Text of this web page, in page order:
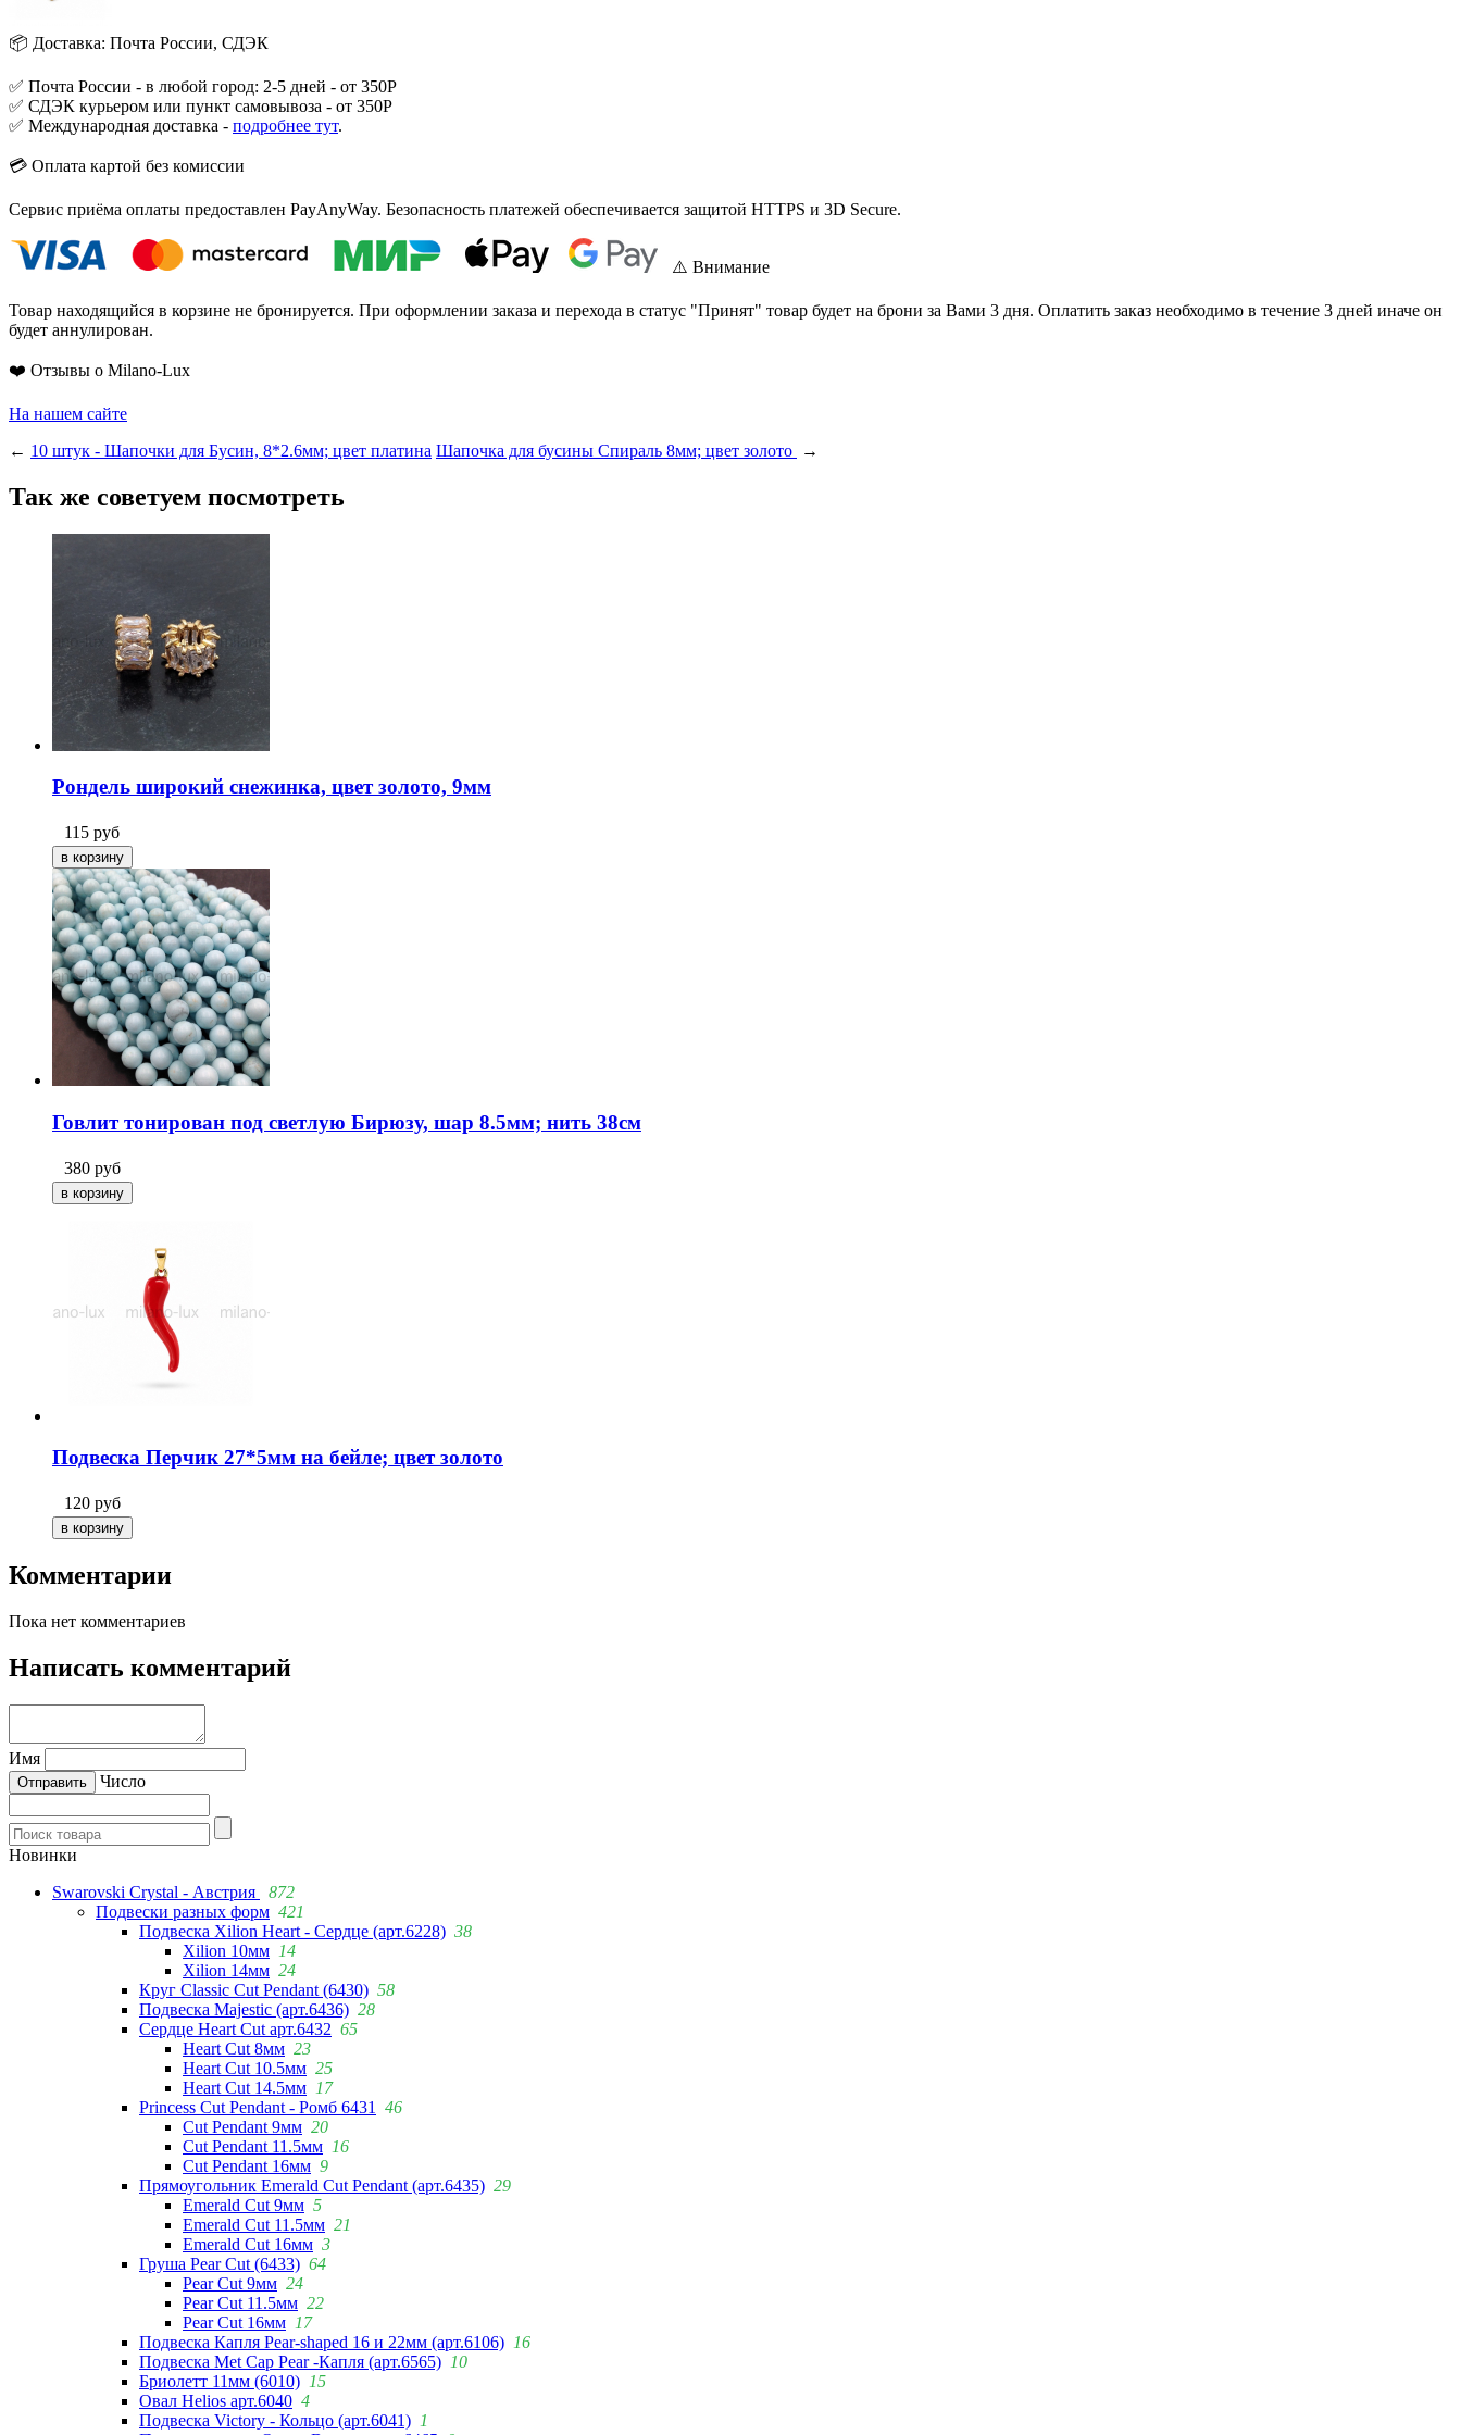
📦 Доставка: Почта России, СДЭК
✅ Почта России - в любой город: 2-5 дней - от 350Р
✅ СДЭК курьером или пункт самовывоза - от 350Р
✅ Международная доставка - подробнее тут.
💳 Оплата картой без комиссии
Сервис приёма оплаты предоставлен PayAnyWay. Безопасность платежей обеспечивается защитой HTTPS и 3D Secure.
⚠️ Внимание
Товар находящийся в корзине не бронируется. При оформлении заказа и перехода в статус "Принят" товар будет на брони за Вами 3 дня. Оплатить заказ необходимо в течение 3 дней иначе он
будет аннулирован.
❤️ Отзывы о Milano-Lux
На нашем сайте
← 10 штук - Шапочки для Бусин, 8*2.6мм; цвет платина Шапочка для бусины Спираль 8мм; цвет золото →
Так же советуем посмотреть
Рондель широкий снежинка, цвет золото, 9мм
115 руб
Говлит тонирован под светлую Бирюзу, шар 8.5мм; нить 38см
380 руб
Подвеска Перчик 27*5мм на бейле; цвет золото
120 руб
Комментарии
Пока нет комментариев
Написать комментарий
Имя
Число
Новинки
Swarovski Crystal - Австрия
872
Подвески разных форм 421
Подвеска Xilion Heart - Сердце (арт.6228) 38
Xilion 10мм 14
Xilion 14мм 24
Круг Classic Cut Pendant (6430) 58
Подвеска Majestic (арт.6436) 28
Сердце Heart Cut арт.6432 65
Heart Cut 8мм 23
Heart Cut 10.5мм 25
Heart Cut 14.5мм 17
Princess Cut Pendant - Ромб 6431
46
Cut Pendant 9мм 20
Cut Pendant 11.5мм 16
Cut Pendant 16мм 9
Прямоугольник Emerald Cut Pendant (арт.6435) 29
Emerald Cut 9мм 5
Emerald Cut 11.5мм 21
Emerald Cut 16мм 3
Груша Pear Cut (6433) 64
Pear Cut 9мм 24
Pear Cut 11.5мм 22
Pear Cut 16мм 17
Подвеска Капля Pear-shaped 16 и 22мм (арт.6106) 16
Подвеска Met Cap Pear -Капля (арт.6565) 10
Бриолетт 11мм (6010) 15
Овал Helios арт.6040 4
Подвеска Victory - Кольцо (арт.6041) 1